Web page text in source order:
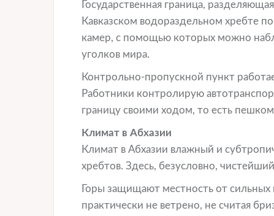
Государственная граница,
Кавказском водораздельном хребте
камер, с помощью которых можно
уголков мира.
Контрольно-пропускной пункт
Работники контролирую
границу своими ходом, то есть
Климат в Абхазии
Климат в Абхазии влажный и
хребтов. Здесь, безусловно,
Горы защищают местность от сильных
практически не ветрено, не считая